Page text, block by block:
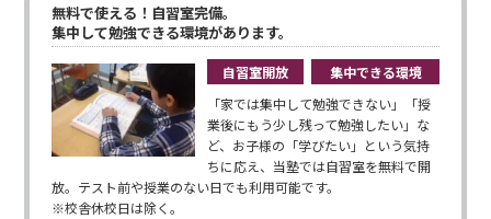
無料で使える！自習室完備。
集中して勉強できる環境があります。
自習室開放
集中できる環境
「家では集中して勉強できない」「授
業後にもう少し残って勉強したい」な
ど、お子様の「学びたい」という気持
ちに応え、当塾では自習室を無料で開
放。テスト前や授業のない日でも利用可能です。
※校舎休校日は除く。